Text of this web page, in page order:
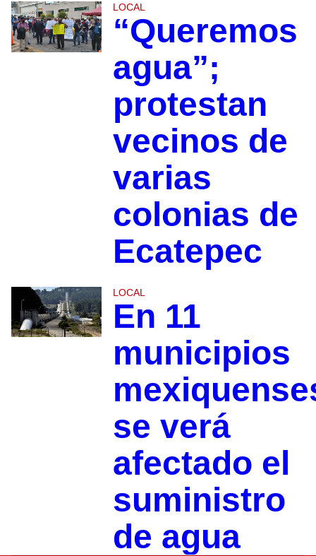
LOCAL
“Queremos
agua”;
protestan
vecinos de
varias
colonias de
Ecatepec
LOCAL
En 11
municipios
se verá
afectado el
suministro
de agua